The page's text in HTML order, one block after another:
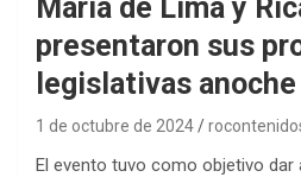
María de Lima y
presentaron sus
legislativas
1 de octubre de 2024
El evento tuvo como objetivo dar